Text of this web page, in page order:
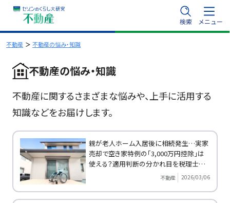
容
を
検索 メニュー
不動産 不動産の悩み・知識
不動産の悩み・知識
不動産に関するさまざまな悩みや、上手に活用する
知識などをお届けします。
親が老人ホーム入居後に相続発生…実家
売却で空き家特例の「3,000万円控除」は
使える？適用判断の分かれ目を税理士が
不動産 2026/03/06